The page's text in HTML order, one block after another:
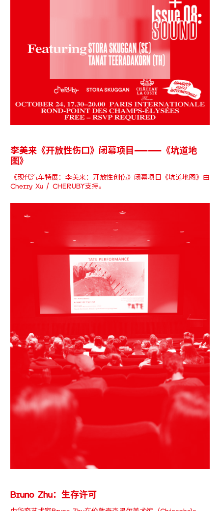
李美来《开放性伤口》闭幕项目——《坑道地
图》
《现代汽车特展：李美来：开放性创伤》闭幕项目《坑道地图》由
Cherry Xu / CHERUBY支持。
Bruno Zhu：生存许可